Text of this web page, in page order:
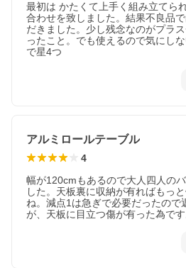
最初は かたくて上手く組み立てら
合わせを致しました。結果不良品
だきました。少し残念なのがプラ
ったこと。でも使えるので気にし
で星4つ
アルミロールテーブル
4
幅が120cmもあるので大人四人の
した。天板裏に収納が有ればもっ
ね。減点1は急ぎで必要だったので
が、天板に目立つ傷が有った為です